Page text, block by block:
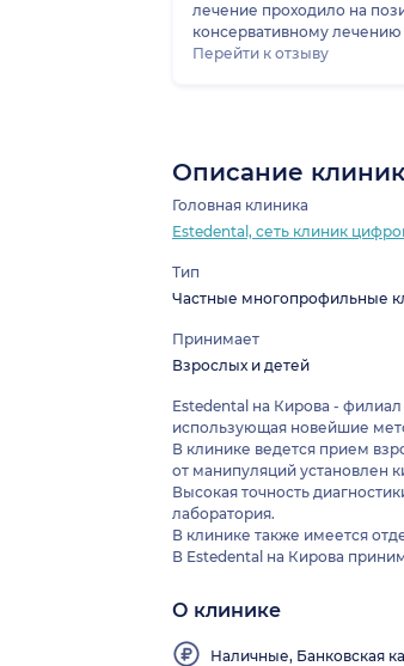
лечение проходило на
консервативному
уровне. Доктор оставил
Перейти к отзыву
Описание
Головная клиника
Estedental, cеть клиник
Тип
Частные многопрофильные
Принимает
Взрослых и детей
Estedental на Кирова -
использующая новейшие
В клинике ведется прием
от манипуляций установлен
Высокая точность
лаборатория.
В клинике также имеется
В Estedental на Кирова
О клинике
Наличные, Банковская